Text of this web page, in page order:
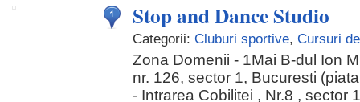
Stop and Dance Studio
Categorii: Cluburi sportive, Cursuri
Zona Domenii - 1Mai B-dul Ion
nr. 126, sector 1, Bucuresti
- Intrarea Cobilitei , Nr.8 , sector 1